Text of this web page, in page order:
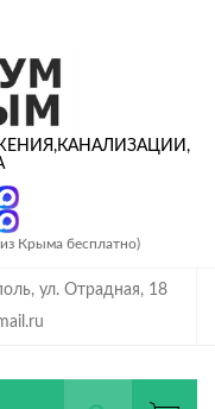
ул. Отрадная, 18
КАНАЛИЗАЦИИ,
Крыма бесплатно)